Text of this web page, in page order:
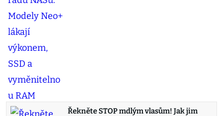
Řekněte STOP mdlým vlasům! Jak jim